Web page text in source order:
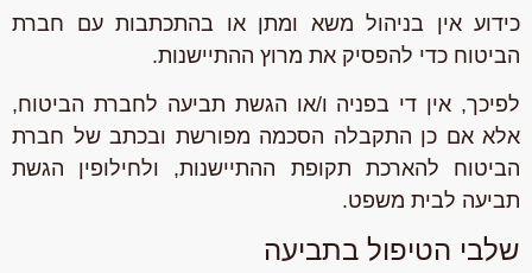
כידוע אין בניהול משא ומתן או בהתכתבות עם חברת
הביטוח כדי להפסיק את מרוץ ההתיישנות.
לפיכך, אין די בפניה ו/או הגשת תביעה לחברת הביטוח,
אלא אם כן התקבלה הסכמה מפורשת ובכתב של חברת
הביטוח להארכת תקופת ההתיישנות, ולחילופין הגשת
תביעה לבית משפט.
שלבי הטיפול בתביעה